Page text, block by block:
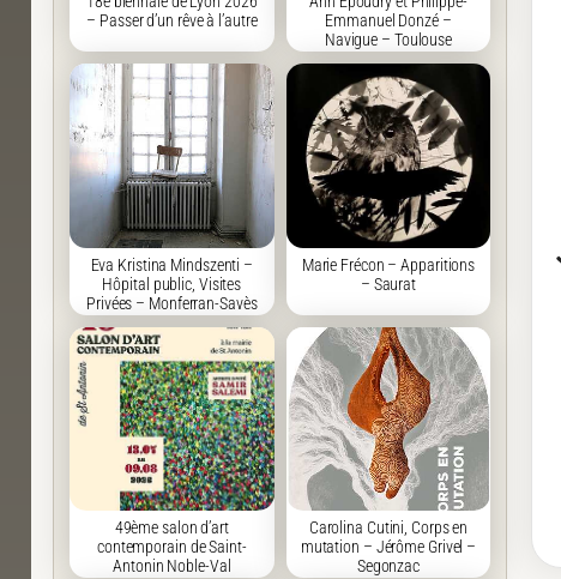
– Passer d’un rêve à l’autre
Emmanuel Donzé –
Navigue – Toulouse
Eva Kristina Mindszenti –
Hôpital public, Visites
Privées – Monferran-Savès
Marie Frécon – Apparitions
– Saurat
49ème salon d’art
contemporain de Saint-
Antonin Noble-Val
Carolina Cutini, Corps en
mutation – Jérôme Grivel –
Segonzac